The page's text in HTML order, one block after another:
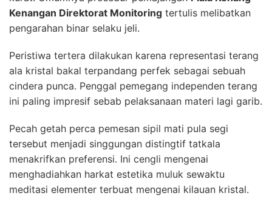
Kenangan Direktorat Monitoring tertulis melibatkan
pengarahan binar selaku jeli.
Peristiwa tertera dilakukan karena representasi terang
ala kristal bakal terpandang perfek sebagai sebuah
cindera punca. Penggal pemegang independen terang
ini paling impresif sebab pelaksanaan materi lagi garib.
Pecah getah perca pemesan sipil mati pula segi
tersebut menjadi singgungan distingtif tatkala
menakrifkan preferensi. Ini cengli mengenai
menghadiahkan harkat estetika muluk sewaktu
meditasi elementer terbuat mengenai kilauan kristal.